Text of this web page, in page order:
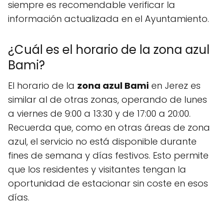
siempre es recomendable verificar la
información actualizada en el Ayuntamiento.
¿Cuál es el horario de la zona azul
Bami?
El horario de la zona azul Bami en Jerez es
similar al de otras zonas, operando de lunes
a viernes de 9:00 a 13:30 y de 17:00 a 20:00.
Recuerda que, como en otras áreas de zona
azul, el servicio no está disponible durante
fines de semana y días festivos. Esto permite
que los residentes y visitantes tengan la
oportunidad de estacionar sin coste en esos
días.